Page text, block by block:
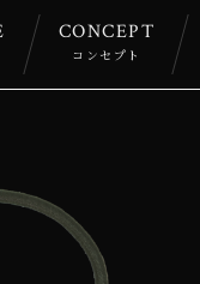
CONCEPT
コンセプト